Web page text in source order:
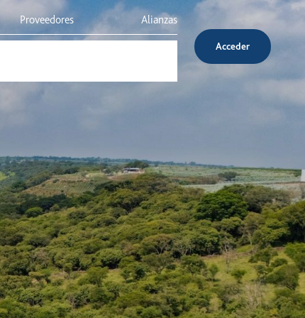
Proveedores Alianzas
Acceder